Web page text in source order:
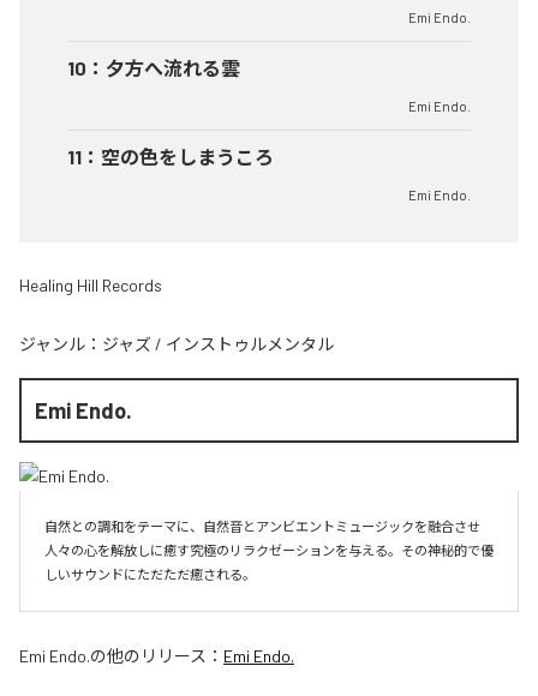
Emi Endo.
10 ： 夕方へ流れる雲
Emi Endo.
11 ： 空の色をしまうころ
Emi Endo.
Healing Hill Records
ジャンル： ジャズ / インストゥルメンタル
Emi Endo.
自然との調和をテーマに、自然音とアンビエントミュージックを融合させ
人々の心を解放しに癒す究極のリラクゼーションを与える。その神秘的で優
しいサウンドにただただ癒される。
Emi Endo.の他のリリース： Emi Endo.